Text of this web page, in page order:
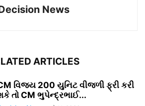
News
ARTICLES
વિજય 200 યુનિટ વીજળી ફ્રી કરી
તો CM ભુપેન્દ્રભાઈ...